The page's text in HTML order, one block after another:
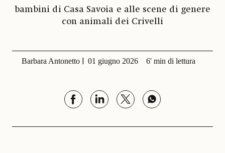
bambini di Casa Savoia e alle scene di genere
con animali dei Crivelli
Barbara Antonetto 01 giugno 2026 6' min di lettura